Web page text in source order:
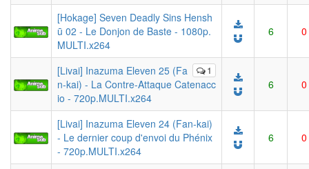
[Hokage] Seven Deadly Sins Hensh
ū 02 - Le Donjon de Baste - 1080p.
MULTI.x264
6 0
1
[Livai] Inazuma Eleven 25 (Fa
n-kai) - La Contre-Attaque Catenacc
io - 720p.MULTI.x264
6 0
[Livai] Inazuma Eleven 24 (Fan-kai)
- Le dernier coup d'envoi du Phénix
- 720p.MULTI.x264
6 0